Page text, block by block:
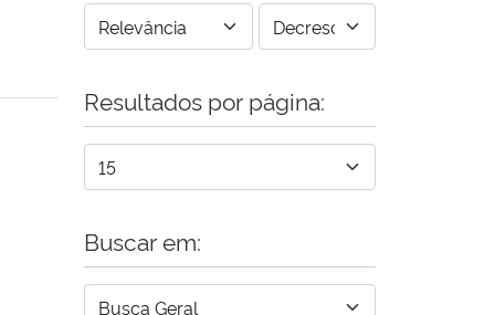
Resultados por página:
Buscar em: